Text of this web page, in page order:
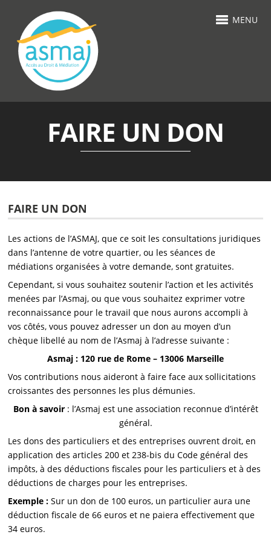
MENU
FAIRE UN DON
FAIRE UN DON
Les actions de l’ASMAJ, que ce soit les consultations juridiques
dans l’antenne de votre quartier, ou les séances de
médiations organisées à votre demande, sont gratuites.
Cependant, si vous souhaitez soutenir l’action et les activités
menées par l’Asmaj, ou que vous souhaitez exprimer votre
reconnaissance pour le travail que nous aurons accompli à
vos côtés, vous pouvez adresser un don au moyen d’un
chèque libellé au nom de l’Asmaj à l’adresse suivante :
Asmaj : 120 rue de Rome – 13006 Marseille
Vos contributions nous aideront à faire face aux sollicitations
croissantes des personnes les plus démunies.
Bon à savoir: l’Asmaj est une association reconnue d’intérêt
général.
Les dons des particuliers et des entreprises ouvrent droit, en
application des articles 200 et 238-bis du Code général des
impôts, à des déductions fiscales pour les particuliers et à des
déductions de charges pour les entreprises.
Exemple : Sur un don de 100 euros, un particulier aura une
déduction fiscale de 66 euros et ne paiera effectivement que
34 euros.